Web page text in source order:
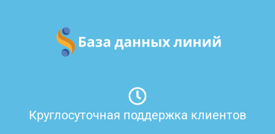
содержимому
Круглосуточная поддержка клиентов